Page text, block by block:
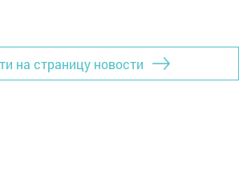
на страницу новости